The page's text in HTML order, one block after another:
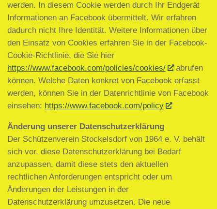
werden. In diesem Cookie werden durch Ihr Endgerät
Informationen an Facebook übermittelt. Wir erfahren
dadurch nicht Ihre Identität. Weitere Informationen über
den Einsatz von Cookies erfahren Sie in der Facebook-
Cookie-Richtlinie, die Sie hier
https://www.facebook.com/policies/cookies/
abrufen
können. Welche Daten konkret von Facebook erfasst
werden, können Sie in der Datenrichtlinie von Facebook
einsehen: https://www.facebook.com/policy
Änderung unserer Datenschutzerklärung
Der Schützenverein Stockelsdorf von 1964 e. V. behält
sich vor, diese Datenschutzerklärung bei Bedarf
anzupassen, damit diese stets den aktuellen
rechtlichen Anforderungen entspricht oder um
Änderungen der Leistungen in der
Datenschutzerklärung umzusetzen. Die neue